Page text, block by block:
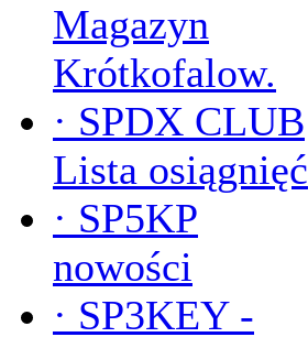
Magazyn
Krótkofalow.
· SPDX CLUB
Lista osiągnięć
· SP5KP
nowości
· SP3KEY -